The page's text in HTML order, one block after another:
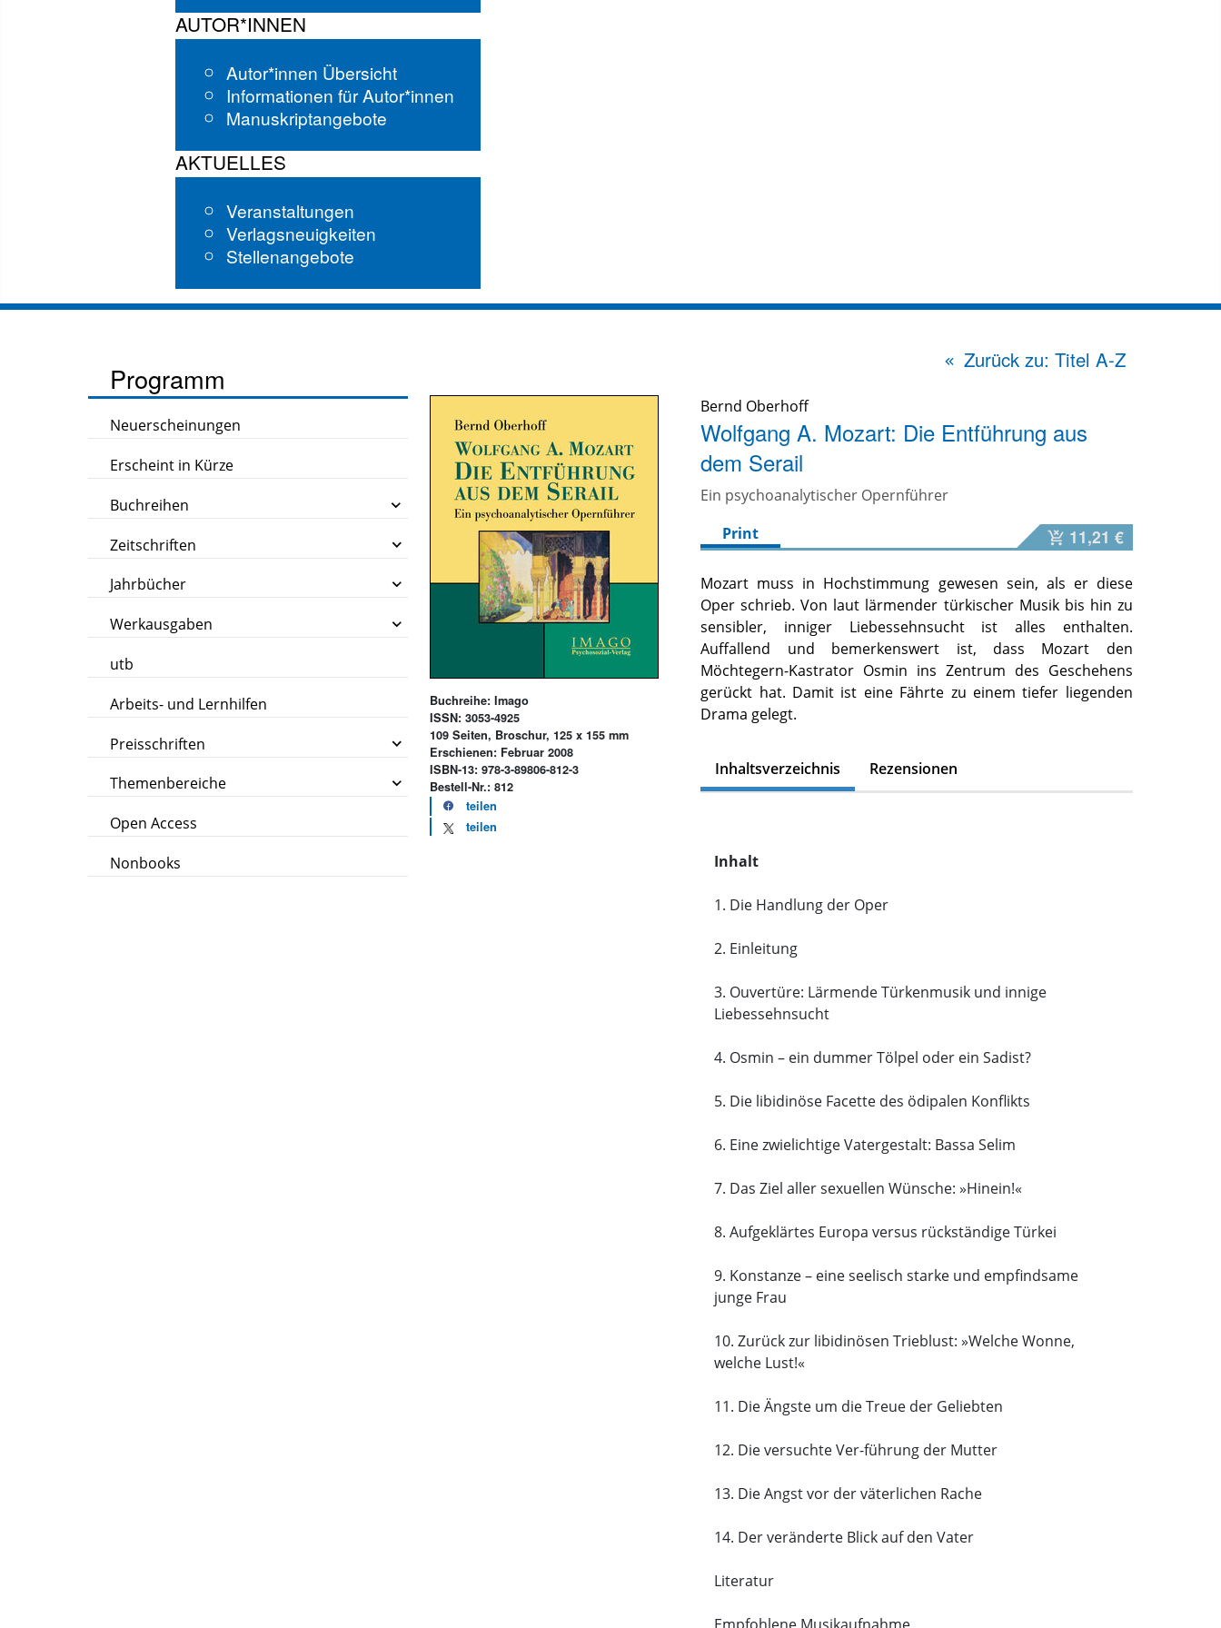
AUTOR*INNEN
Autor*innen Übersicht
Informationen für Autor*innen
Manuskriptangebote
AKTUELLES
Veranstaltungen
Verlagsneuigkeiten
Stellenangebote
Programm
Neuerscheinungen
Erscheint in Kürze
Buchreihen
Zeitschriften
Jahrbücher
Werkausgaben
utb
Arbeits- und Lernhilfen
Preisschriften
Themenbereiche
Open Access
Nonbooks
Zurück zu: Titel A-Z
Buchreihe: Imago
ISSN: 3053-4925
109 Seiten, Broschur, 125 x 155 mm
Erschienen: Februar 2008
ISBN-13: 978-3-89806-812-3
Bestell-Nr.: 812
teilen
teilen
Bernd Oberhoff
Wolfgang A. Mozart: Die Entführung aus
dem Serail
Ein psychoanalytischer Opernführer
Print
11,21 €
Mozart muss in Hochstimmung gewesen sein, als er diese
Oper schrieb. Von laut lärmender türkischer Musik bis hin zu
sensibler, inniger Liebessehnsucht ist alles enthalten.
Auffallend und bemerkenswert ist, dass Mozart den
Möchtegern-Kastrator Osmin ins Zentrum des Geschehens
gerückt hat. Damit ist eine Fährte zu einem tiefer liegenden
Drama gelegt.
Inhaltsverzeichnis Rezensionen
Inhalt
1. Die Handlung der Oper
2. Einleitung
3. Ouvertüre: Lärmende Türkenmusik und innige
Liebessehnsucht
4. Osmin – ein dummer Tölpel oder ein Sadist?
5. Die libidinöse Facette des ödipalen Konflikts
6. Eine zwielichtige Vatergestalt: Bassa Selim
7. Das Ziel aller sexuellen Wünsche: »Hinein!«
8. Aufgeklärtes Europa versus rückständige Türkei
9. Konstanze – eine seelisch starke und empfindsame
junge Frau
10. Zurück zur libidinösen Trieblust: »Welche Wonne,
welche Lust!«
11. Die Ängste um die Treue der Geliebten
12. Die versuchte Ver-führung der Mutter
13. Die Angst vor der väterlichen Rache
14. Der veränderte Blick auf den Vater
Literatur